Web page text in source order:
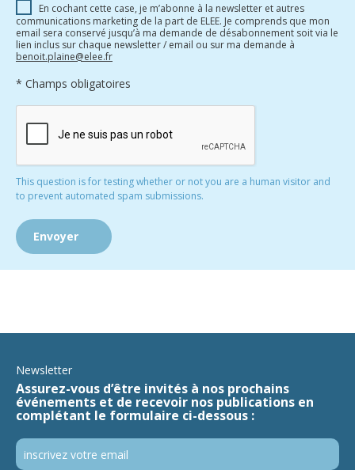
En cochant cette case, je m’abonne à la newsletter et autres
communications marketing de la part de ELEE. Je comprends que mon
email sera conservé jusqu’à ma demande de désabonnement soit via le
lien inclus sur chaque newsletter / email ou sur ma demande à
benoit.plaine@elee.fr
* Champs obligatoires
This question is for testing whether or not you are a human visitor and
to prevent automated spam submissions.
Newsletter
Assurez-vous d’être invités à nos prochains
événements et de recevoir nos publications en
complétant le formulaire ci-dessous :